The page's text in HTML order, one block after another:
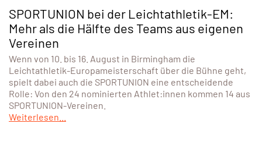
SPORTUNION bei der Leichtathletik-EM:
Mehr als die Hälfte des Teams aus eigenen
Vereinen
Wenn von 10. bis 16. August in Birmingham die
Leichtathletik-Europameisterschaft über die Bühne geht,
spielt dabei auch die SPORTUNION eine entscheidende
Rolle: Von den 24 nominierten Athlet:innen kommen 14 aus
SPORTUNION-Vereinen.
Weiterlesen...